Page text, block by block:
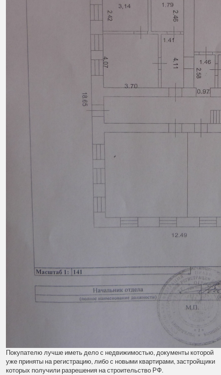
Покупателю лучше иметь дело с недвижимостью, документы которой
уже приняты на регистрацию, либо с новыми квартирами, застройщики
которых получили разрешения на строительство РФ.